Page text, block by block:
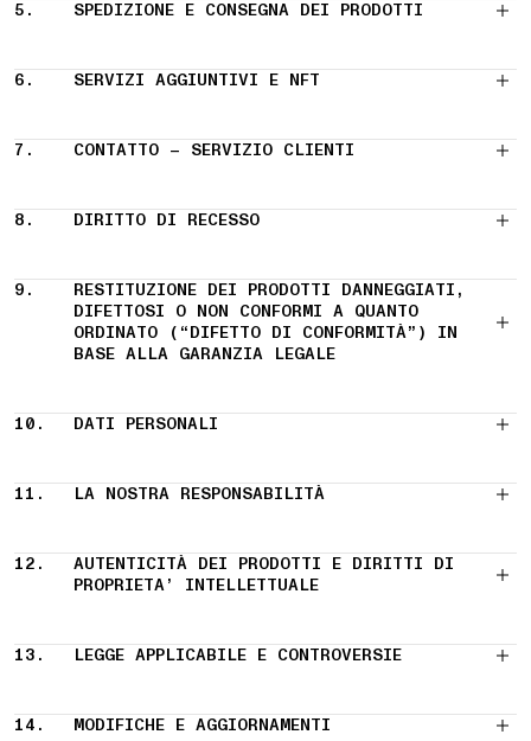
5. SPEDIZIONE E CONSEGNA DEI PRODOTTI
6. SERVIZI AGGIUNTIVI E NFT
7. CONTATTO – SERVIZIO CLIENTI
8. DIRITTO DI RECESSO
9.
RESTITUZIONE DEI PRODOTTI DANNEGGIATI,
DIFETTOSI O NON CONFORMI A QUANTO
ORDINATO (“DIFETTO DI CONFORMITÀ”) IN
BASE ALLA GARANZIA LEGALE
10. DATI PERSONALI
11. LA NOSTRA RESPONSABILITÀ
12.
AUTENTICITÀ DEI PRODOTTI E DIRITTI DI
PROPRIETA’ INTELLETTUALE
13. LEGGE APPLICABILE E CONTROVERSIE
14. MODIFICHE E AGGIORNAMENTI